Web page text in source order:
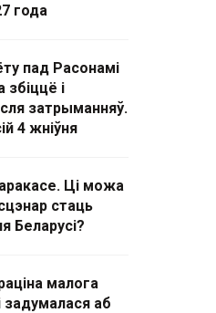
года
пад Расонамі
збіццё і
затрыманняў.
4 жніўня
Ці можа
стаць
Беларусі?
малога
задумалася аб